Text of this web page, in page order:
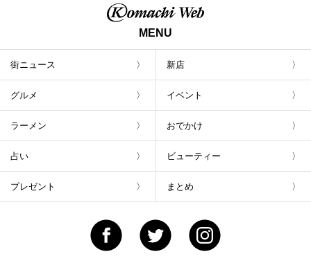
MENU
街ニュース 新店
グルメ イベント
ラーメン おでかけ
占い ビューティー
プレゼント まとめ